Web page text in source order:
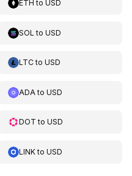
ETH toUSD
SOL toUSD
LTCtoUSD
ADA toUSD
DOT toUSD
LINKtoUSD